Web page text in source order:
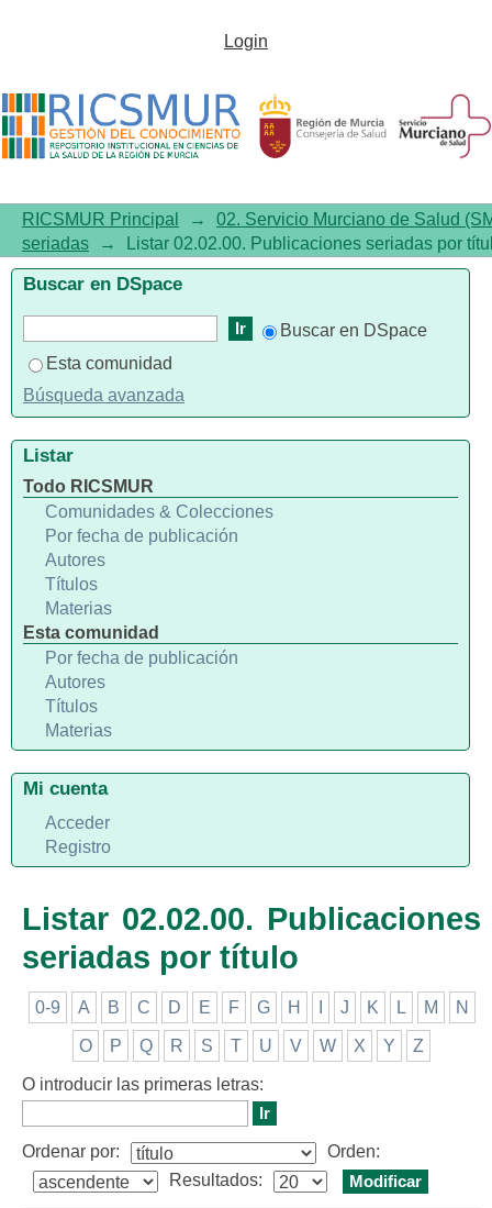
Listar 02.02.00. Publicaciones
Login
RICSMUR Principal →
02. Servicio Murciano de Salud
seriadas
→ Listar 02.02.00. Publicaciones seriadas por
Listar 02.02.00. Publicaciones
seriadas por título
0-9 A B C D E F G H J K L M N
O P Q R S T U V W X Y Z
O introducir las primeras letras:
Ordenar por:
Orden:
Resultados:
Buscar en DSpace
Buscar en DSpace
Esta comunidad
Búsqueda avanzada
Listar
Todo RICSMUR
Comunidades & Colecciones
Por fecha de publicación
Autores
Títulos
Materias
Esta comunidad
Por fecha de publicación
Autores
Títulos
Materias
Mi cuenta
Acceder
Registro